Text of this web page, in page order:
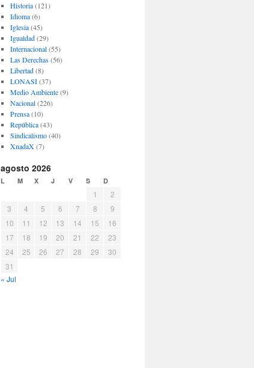
Historia(121)
Idioma(6)
Iglesia(45)
Igualdad(29)
Internacional(55)
Las Derechas(56)
Libertad(8)
LONASI(37)
Medio Ambiente(9)
Nacional(226)
Prensa(10)
República(43)
Sindicalismo(40)
XnadaX(7)
agosto 2026
L M X J V S D
1
2
3
4 5 6 7 8
9
10
11 12 13 14 15
16
17
18 19 20 21 22
23
24
25 26 27 28 29
30
31
« Jul